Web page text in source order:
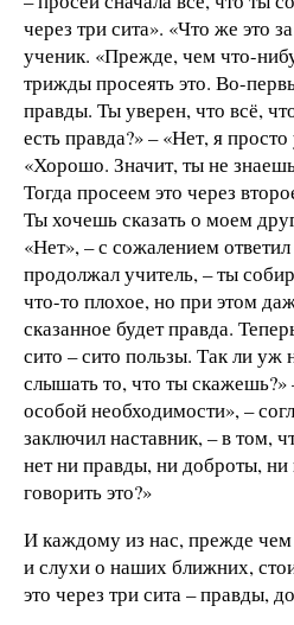
через три сита». «Что же это
ученик. «Прежде, чем что-
трижды просеять это. Во-
правды. Ты уверен, что всё,
есть правда?» – «Нет, я
«Хорошо. Значит, ты не
Тогда просеем это через
Ты хочешь сказать о моем
«Нет», – с сожалением
продолжал учитель, – ты
что-то плохое, но при этом
сказанное будет правда.
сито – сито пользы. Так ли уж
слышать то, что ты скажешь?»
особой необходимости», –
заключил наставник, – в том,
нет ни правды, ни доброты,
говорить это?»
И каждому из нас, прежде чем
и слухи о наших ближних,
это через три сита – правды,